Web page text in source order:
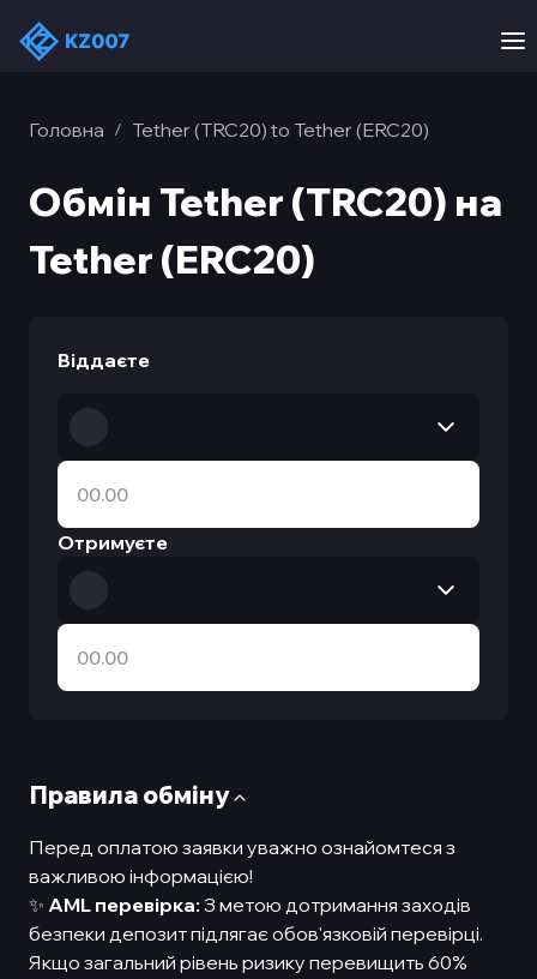
Головна / Tether (TRC20) to Tether (ERC20)
Обмін Tether (TRC20) на
Tether (ERC20)
Правила обмiну
Перед оплатою заявки уважно ознайомтеся з
важливою інформацією!
✨ AML перевірка: З метою дотримання заходів
безпеки депозит підлягає обов'язковій перевірці.
Якщо загальний рівень ризику перевищить 60%
Віддаєте
Отримуєте